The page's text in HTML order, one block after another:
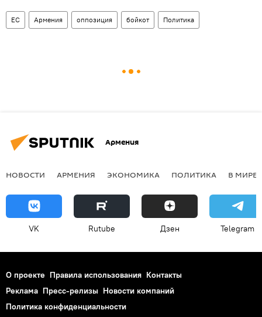
ЕС Армения оппозиция бойкот Политика
Армения
НОВОСТИ АРМЕНИЯ ЭКОНОМИКА ПОЛИТИКА В МИРЕ
VK Rutube Дзен Telegram
О проекте Правила использования Контакты
Реклама Пресс-релизы Новости компаний
Политика конфиденциальности